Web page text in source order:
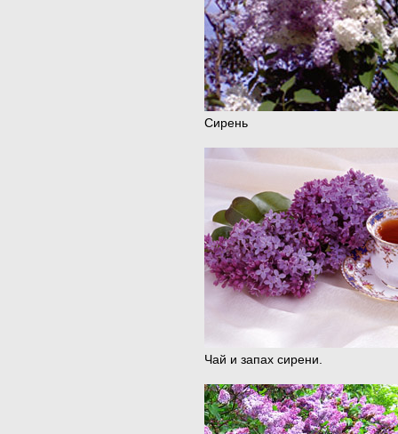
Сирень
Чай и запах сирени.